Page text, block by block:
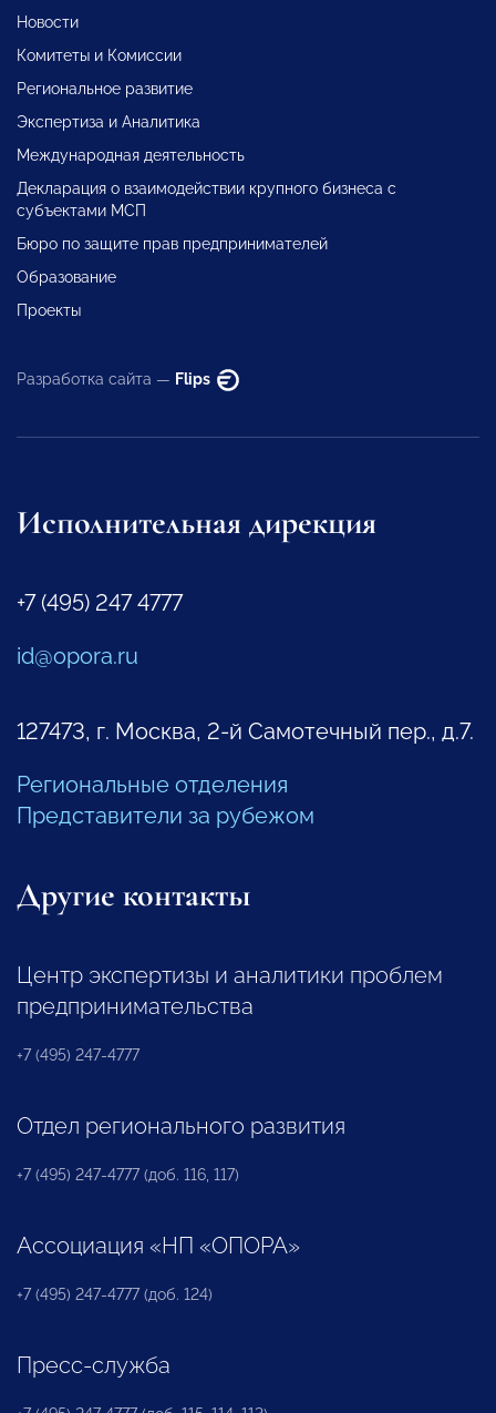
Новости
Комитеты и Комиссии
Региональное развитие
Экспертиза и Аналитика
Международная деятельность
Декларация о взаимодействии крупного бизнеса с
субъектами МСП
Бюро по защите прав предпринимателей
Образование
Проекты
Разработка сайта — Flips
Исполнительная дирекция
+7 (495) 247 4777
id@opora.ru
127473, г. Москва, 2-й Самотечный пер., д.7.
Региональные отделения
Представители за рубежом
Другие контакты
Центр экспертизы и аналитики проблем
предпринимательства
+7 (495) 247-4777
Отдел регионального развития
+7 (495) 247-4777 (доб. 116, 117)
Ассоциация «НП «ОПОРА»
+7 (495) 247-4777 (доб. 124)
Пресс-служба